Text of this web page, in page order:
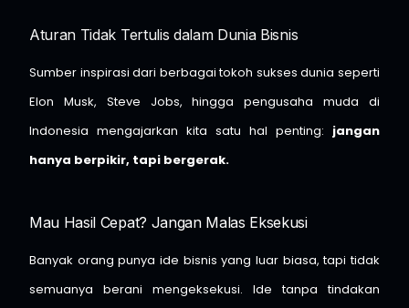
Aturan Tidak Tertulis dalam Dunia Bisnis
Sumber inspirasi dari berbagai tokoh sukses dunia seperti
Elon Musk, Steve Jobs, hingga pengusaha muda di
Indonesia mengajarkan kita satu hal penting: jangan
hanya berpikir, tapi bergerak.
Mau Hasil Cepat? Jangan Malas Eksekusi
Banyak orang punya ide bisnis yang luar biasa, tapi tidak
semuanya berani mengeksekusi. Ide tanpa tindakan